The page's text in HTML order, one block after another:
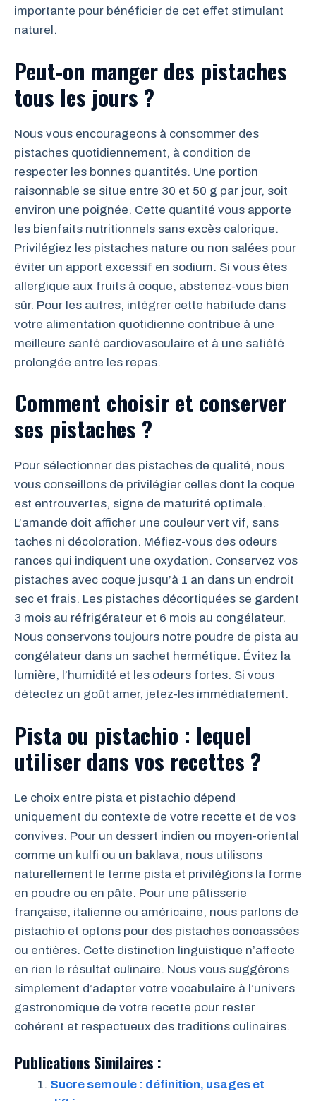
importante pour bénéficier de cet effet stimulant
naturel.
Peut-on manger des pistaches
tous les jours ?
Nous vous encourageons à consommer des
pistaches quotidiennement, à condition de
respecter les bonnes quantités. Une portion
raisonnable se situe entre 30 et 50 g par jour, soit
environ une poignée. Cette quantité vous apporte
les bienfaits nutritionnels sans excès calorique.
Privilégiez les pistaches nature ou non salées pour
éviter un apport excessif en sodium. Si vous êtes
allergique aux fruits à coque, abstenez-vous bien
sûr. Pour les autres, intégrer cette habitude dans
votre alimentation quotidienne contribue à une
meilleure santé cardiovasculaire et à une satiété
prolongée entre les repas.
Comment choisir et conserver
ses pistaches ?
Pour sélectionner des pistaches de qualité, nous
vous conseillons de privilégier celles dont la coque
est entrouvertes, signe de maturité optimale.
L’amande doit afficher une couleur vert vif, sans
taches ni décoloration. Méfiez-vous des odeurs
rances qui indiquent une oxydation. Conservez vos
pistaches avec coque jusqu’à 1 an dans un endroit
sec et frais. Les pistaches décortiquées se gardent
3 mois au réfrigérateur et 6 mois au congélateur.
Nous conservons toujours notre poudre de pista au
congélateur dans un sachet hermétique. Évitez la
lumière, l’humidité et les odeurs fortes. Si vous
détectez un goût amer, jetez-les immédiatement.
Pista ou pistachio : lequel
utiliser dans vos recettes ?
Le choix entre pista et pistachio dépend
uniquement du contexte de votre recette et de vos
convives. Pour un dessert indien ou moyen-oriental
comme un kulfi ou un baklava, nous utilisons
naturellement le terme pista et privilégions la forme
en poudre ou en pâte. Pour une pâtisserie
française, italienne ou américaine, nous parlons de
pistachio et optons pour des pistaches concassées
ou entières. Cette distinction linguistique n’affecte
en rien le résultat culinaire. Nous vous suggérons
simplement d’adapter votre vocabulaire à l’univers
gastronomique de votre recette pour rester
cohérent et respectueux des traditions culinaires.
Publications Similaires :
Sucre semoule : définition, usages et